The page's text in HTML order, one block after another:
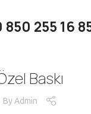
850 255 16
Baskı
By Admin